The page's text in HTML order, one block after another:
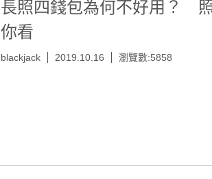
長照四錢包為何不好用？
你看
blackjack 2019.10.16 瀏覽數:5858